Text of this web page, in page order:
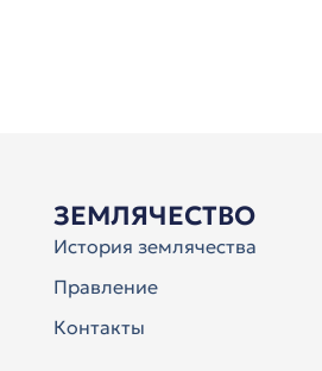
ЗЕМЛЯЧЕСТВО
История землячества
Правление
Контакты